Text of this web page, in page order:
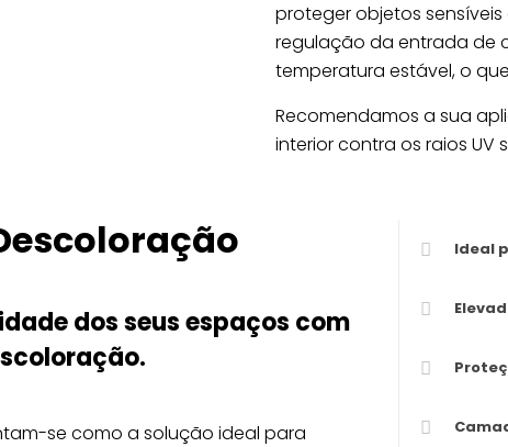
proteger objetos
regulação da entrada de
temperatura estável, o
Recomendamos a sua
interior contra os raios UV
dos seus espaços com
se como a solução ideal para
Ideal